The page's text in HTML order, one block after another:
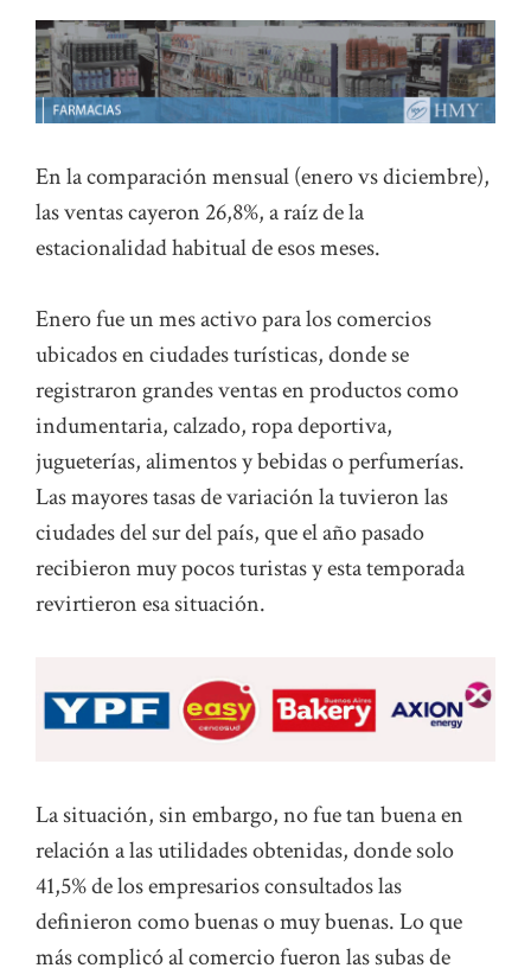
En la comparación mensual (enero vs diciembre),
las ventas cayeron 26,8%, a raíz de la
estacionalidad habitual de esos meses.
Enero fue un mes activo para los comercios
ubicados en ciudades turísticas, donde se
registraron grandes ventas en productos como
indumentaria, calzado, ropa deportiva,
jugueterías, alimentos y bebidas o perfumerías.
Las mayores tasas de variación la tuvieron las
ciudades del sur del país, que el año pasado
recibieron muy pocos turistas y esta temporada
revirtieron esa situación.
La situación, sin embargo, no fue tan buena en
relación a las utilidades obtenidas, donde solo
41,5% de los empresarios consultados las
definieron como buenas o muy buenas. Lo que
más complicó al comercio fueron las subas de